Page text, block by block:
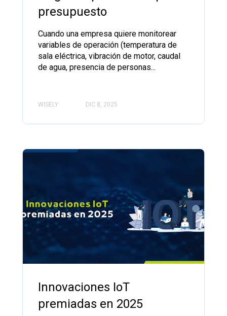
presupuesto
Cuando una empresa quiere monitorear
variables de operación (temperatura de
sala eléctrica, vibración de motor, caudal
de agua, presencia de personas...
WISELY DIC 8, 2025
Innovaciones IoT
premiadas en 2025